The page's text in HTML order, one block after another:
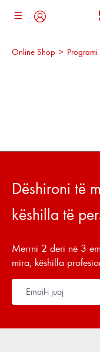
kryesore
Online Shop >
Dëshironi të
këshilla të
Merrni 2 deri në 3
mira, këshilla